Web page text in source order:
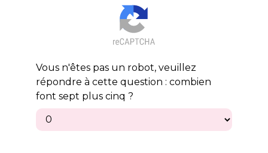
Vous n'êtes pas un robot, veuillez
répondre à cette question : combien
font sept plus cinq ?